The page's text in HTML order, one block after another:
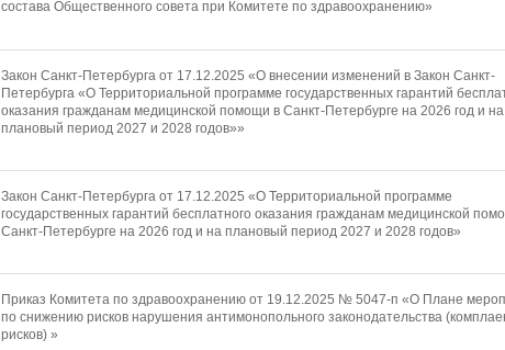
состава Общественного совета при Комитете по здравоохранению»
Закон Санкт-Петербурга от 17.12.2025 «О внесении изменений в Закон Санкт-
Петербурга «О Территориальной программе государственных гарантий
оказания гражданам медицинской помощи в Санкт-Петербурге на 2026 год и на
плановый период 2027 и 2028 годов»»
Закон Санкт-Петербурга от 17.12.2025 «О Территориальной программе
государственных гарантий бесплатного оказания гражданам медицинской
Санкт-Петербурге на 2026 год и на плановый период 2027 и 2028 годов»
Приказ Комитета по здравоохранению от 19.12.2025 № 5047-п «О Плане
по снижению рисков нарушения антимонопольного законодательства
рисков) »